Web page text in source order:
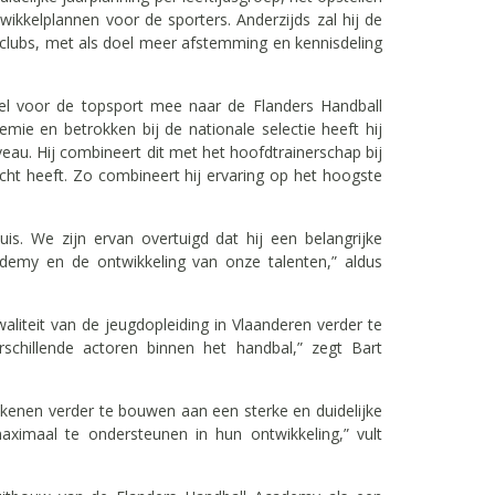
voor de sporters. Anderzijds zal hij de
met als doel meer afstemming en kennisdeling
voor de topsport mee naar de Flanders Handball
en betrokken bij de nationale selectie heeft hij
Hij combineert dit met het hoofdtrainerschap bij
heeft. Zo combineert hij ervaring op het hoogste
We zijn ervan overtuigd dat hij een belangrijke
en de ontwikkeling van onze talenten,” aldus
van de jeugdopleiding in Vlaanderen verder te
actoren binnen het handbal,” zegt Bart
verder te bouwen aan een sterke en duidelijke
te ondersteunen in hun ontwikkeling,” vult